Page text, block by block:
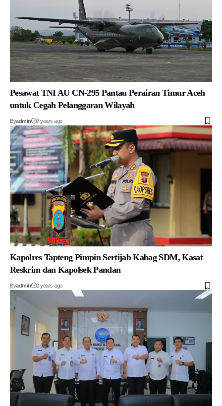
Pesawat TNI AU CN-295 Pantau Perairan Timur Aceh
untuk Cegah Pelanggaran Wilayah
Byadmin 2 years ago
Kapolres Tapteng Pimpin Sertijab Kabag SDM, Kasat
Reskrim dan Kapolsek Pandan
Byadmin 2 years ago